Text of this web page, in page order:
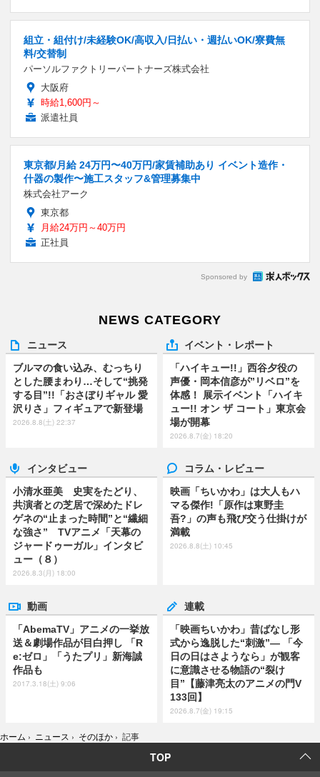
組立・組付け/未経験OK/高収入/日払い・週払いOK/寮費無
料/交替制
パーソルファクトリーパートナーズ株式会社
大阪府
時給1,600円～
派遣社員
東京都/月給 24万円〜40万円/家賃補助あり イベント造作・
什器の製作〜施工スタッフ&管理募集中
株式会社アーク
東京都
月給24万円～40万円
正社員
Sponsored by
NEWS CATEGORY
ニュース
ブルマの食い込み、むっちり
とした腰まわり…そして“挑発
する目”!!「おさぼりギャル 愛
沢りさ」フィギュアで新登場
2026.8.8(土) 22:37
イベント・レポート
「ハイキュー!!」西谷夕役の
声優・岡本信彦が”リベロ”を
体感！ 展示イベント「ハイキ
ュー!! オン ザ コート」東京会
場が開幕
2026.8.7(金) 18:20
インタビュー
小清水亜美 史実をたどり、
共演者との芝居で深めたドレ
ゲネの“止まった時間”と“繊細
な強さ” TVアニメ「天幕の
ジャードゥーガル」インタビ
ュー（８）
2026.8.3(月) 18:00
コラム・レビュー
映画「ちいかわ」は大人もハ
マる傑作!「原作は東野圭
吾?」の声も飛び交う仕掛けが
満載
2026.8.8(土) 10:45
動画
「AbemaTV」アニメの一挙放
送＆劇場作品が目白押し 「R
e:ゼロ」「うたプリ」新海誠
作品も
2017.3.18(土) 9:06
連載
「映画ちいかわ」昔ばなし形
式から逸脱した“刺激”― 「今
日の日はさようなら」が観客
に意識させる物語の“裂け
目”【藤津亮太のアニメの門V
133回】
2026.8.7(金) 19:15
ホーム › ニュース › そのほか › 記事
TOP